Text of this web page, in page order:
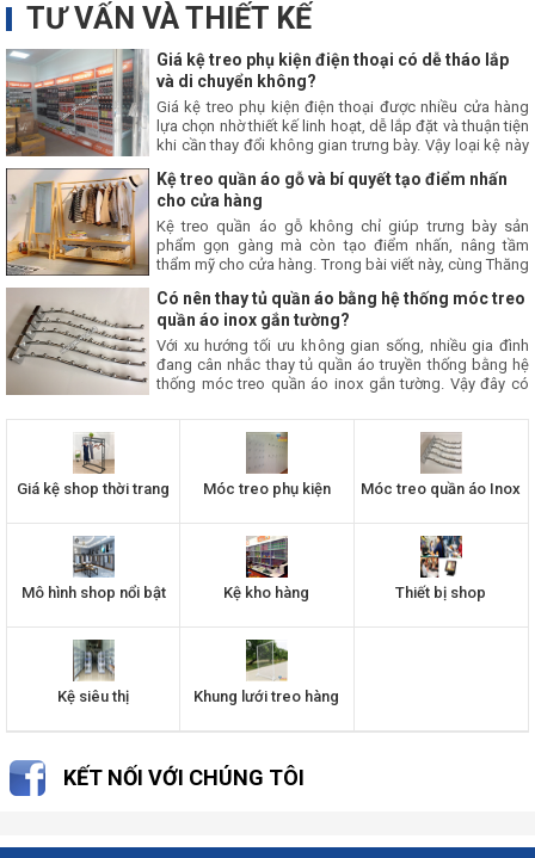
TƯ VẤN VÀ THIẾT KẾ
Giá kệ treo phụ kiện điện thoại có dễ tháo lắp
và di chuyển không?
Giá kệ treo phụ kiện điện thoại được nhiều cửa hàng
lựa chọn nhờ thiết kế linh hoạt, dễ lắp đặt và thuận tiện
khi cần thay đổi không gian trưng bày. Vậy loại kệ này
Long tìm hiểu ngay trong bài viết này nhé.
Kệ treo quần áo gỗ và bí quyết tạo điểm nhấn
cho cửa hàng
Kệ treo quần áo gỗ không chỉ giúp trưng bày sản
phẩm gọn gàng mà còn tạo điểm nhấn, nâng tầm
thẩm mỹ cho cửa hàng. Trong bài viết này, cùng Thăng
xây dựng không gian mua sắm chuyên nghiệp, thu hút
khách hàng.
Có nên thay tủ quần áo bằng hệ thống móc treo
quần áo inox gắn tường?
Với xu hướng tối ưu không gian sống, nhiều gia đình
đang cân nhắc thay tủ quần áo truyền thống bằng hệ
thống móc treo quần áo inox gắn tường. Vậy đây có
ưu điểm và hạn chế trước khi đưa ra quyết định trong
bài viết này nhé.
Giá kệ shop thời trang Móc treo phụ kiện Móc treo quần áo Inox
Mô hình shop nổi bật Kệ kho hàng Thiết bị shop
Kệ siêu thị Khung lưới treo hàng
KẾT NỐI VỚI CHÚNG TÔI